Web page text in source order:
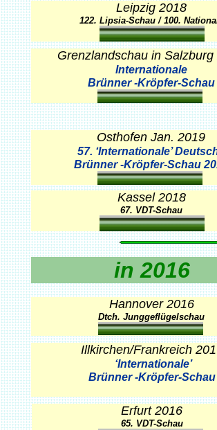
Leipzig 2018
122. Lipsia-Schau / 100.
Grenzlandschau in Salzburg
Internationale
Brünner -Kröpfer-Schau
Osthofen Jan. 2019
57. ‘Internationale’
Brünner -Kröpfer-Schau
Kassel 2018
67. VDT-Schau
in 2016
Hannover 2016
Dtch. Junggeflügelschau
Illkirchen/Frankreich
‘Internationale’
Brünner -Kröpfer-Schau
Erfurt 2016
65. VDT-Schau